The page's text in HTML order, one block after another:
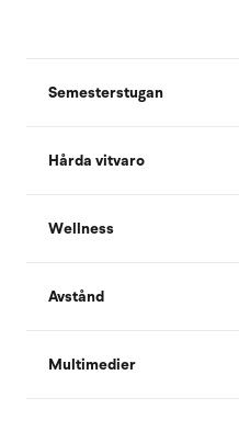
Semesterstugan
Hårda vitvaro
Wellness
Avstånd
Multimedier